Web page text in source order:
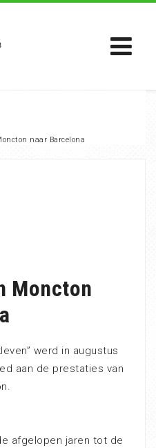
naar Barcelona
Moncton
werd in augustus
aan de prestaties van
afgelopen jaren tot de